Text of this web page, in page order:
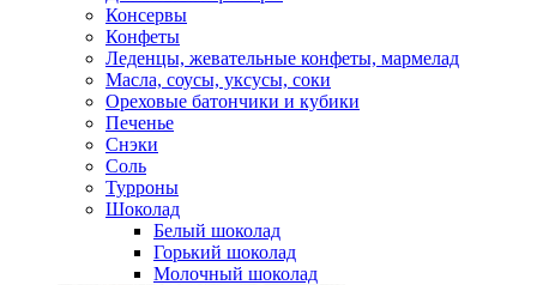
Консервы
Конфеты
Леденцы, жевательные конфеты, мармелад
Масла, соусы, уксусы, соки
Ореховые батончики и кубики
Печенье
Снэки
Соль
Турроны
Шоколад
Белый шоколад
Горький шоколад
Молочный шоколад